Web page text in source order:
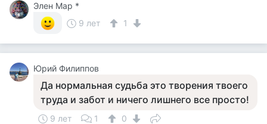
Элен Мар *
9 лет
1
Юрий Филиппов
Да нормальная судьба это творения твоего
труда и забот и ничего лишнего все просто!
9 лет 1
0